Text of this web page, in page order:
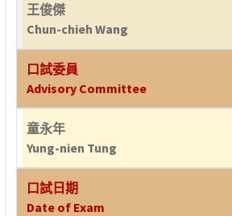
王俊傑
Chun-chieh Wang
口試委員
Advisory Committee
童永年
Yung-nien Tung
口試日期
Date of Exam